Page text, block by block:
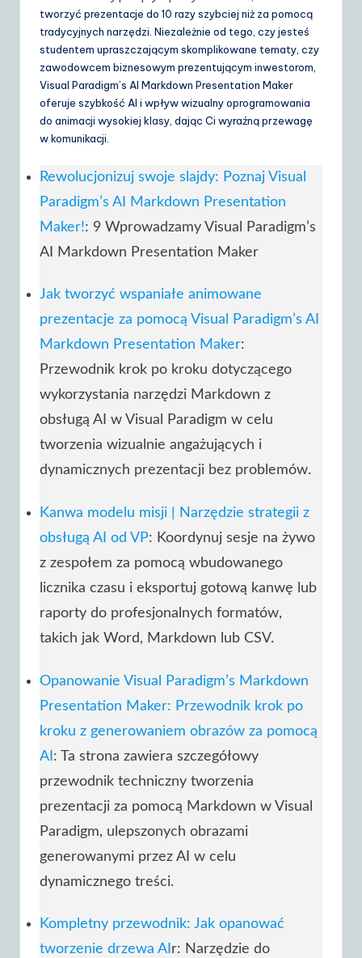
tworzyć prezentacje do 10 razy szybciej niż za pomocą
tradycyjnych narzędzi. Niezależnie od tego, czy jesteś
studentem upraszczającym skomplikowane tematy, czy
zawodowcem biznesowym prezentującym inwestorom,
Visual Paradigm’s AI Markdown Presentation Maker
oferuje szybkość AI i wpływ wizualny oprogramowania
do animacji wysokiej klasy, dając Ci wyraźną przewagę
w komunikacji.
Rewolucjonizuj swoje slajdy: Poznaj Visual
Paradigm’s AI Markdown Presentation
Maker!: 9 Wprowadzamy Visual Paradigm’s
AI Markdown Presentation Maker
Jak tworzyć wspaniałe animowane
prezentacje za pomocą Visual Paradigm’s AI
Markdown Presentation Maker:
Przewodnik krok po kroku dotyczącego
wykorzystania narzędzi Markdown z
obsługą AI w Visual Paradigm w celu
tworzenia wizualnie angażujących i
dynamicznych prezentacji bez problemów.
Kanwa modelu misji | Narzędzie strategii z
obsługą AI od VP: Koordynuj sesje na żywo
z zespołem za pomocą wbudowanego
licznika czasu i eksportuj gotową kanwę lub
raporty do profesjonalnych formatów,
takich jak Word, Markdown lub CSV.
Opanowanie Visual Paradigm’s Markdown
Presentation Maker: Przewodnik krok po
kroku z generowaniem obrazów za pomocą
AI : Ta strona zawiera szczegółowy
przewodnik techniczny tworzenia
prezentacji za pomocą Markdown w Visual
Paradigm, ulepszonych obrazami
generowanymi przez AI w celu
dynamicznego treści.
Kompletny przewodnik: Jak opanować
tworzenie drzewa AI r: Narzędzie do